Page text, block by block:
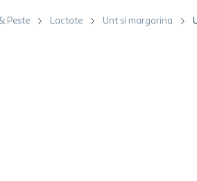
Peste Lactate Unt si margarina